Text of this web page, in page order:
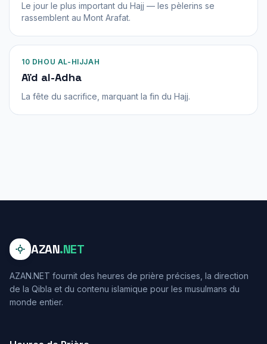
Le jour le plus important du Hajj — les pèlerins se
rassemblent au Mont Arafat.
10 DHOU AL-HIJJAH
Aïd al-Adha
La fête du sacrifice, marquant la fin du Hajj.
AZAN.NET
AZAN.NET fournit des heures de prière précises, la direction
de la Qibla et du contenu islamique pour les musulmans du
monde entier.